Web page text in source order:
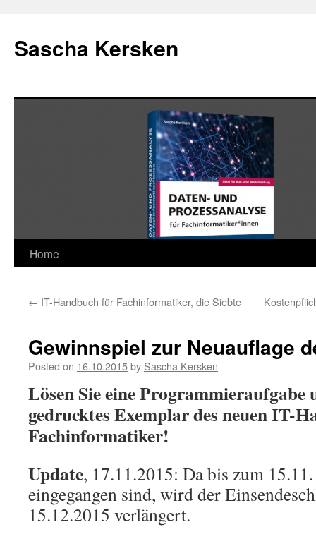
content
Sascha Kersken
Home
← IT-Handbuch für Fachinformatiker, die Siebte
Gewinnspiel zur Neuauflage
Posted on 16.10.2015by Sascha Kersken
Lösen Sie eine Programmieraufgabe
gedrucktes Exemplar des neuen IT-
Fachinformatiker!
Update, 17.11.2015: Da bis zum
eingegangen sind, wird der
15.12.2015 verlängert.